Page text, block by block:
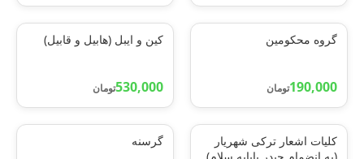
گروه محکومین
190,000تومان
کین و ایبل (هابیل و قابیل)
530,000تومان
کلیات اشعار ترکی شهریار
گرسنه